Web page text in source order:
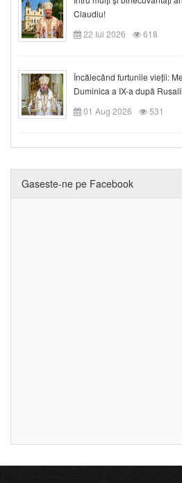
Claudiu!
22 Iul 2026
618
Încălecând furtunile vieții:
Duminica a IX-a după Rusalii
01 Aug 2026
531
Gaseste-ne pe Facebook